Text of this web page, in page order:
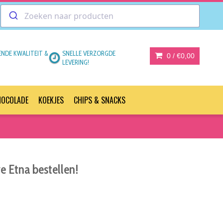
KWALITEIT &
SNELLE VERZORGDE
LEVERING!
0 / €0,00
KOEKJES CHIPS & SNACKS
Etna bestellen!